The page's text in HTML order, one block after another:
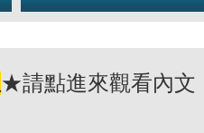
★請點進來觀看內文